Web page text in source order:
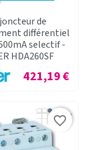
de
différentiel
selectif -
HDA260SF
Prix
421,19 €
favorite_border